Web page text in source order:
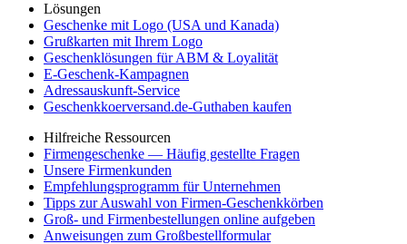
Lösungen
Geschenke mit Logo (USA und Kanada)
Grußkarten mit Ihrem Logo
Geschenklösungen für ABM & Loyalität
E-Geschenk-Kampagnen
Adressauskunft-Service
Geschenkkoerversand.de-Guthaben kaufen
Hilfreiche Ressourcen
Firmengeschenke — Häufig gestellte Fragen
Unsere Firmenkunden
Empfehlungsprogramm für Unternehmen
Tipps zur Auswahl von Firmen-Geschenkkörben
Groß- und Firmenbestellungen online aufgeben
Anweisungen zum Großbestellformular